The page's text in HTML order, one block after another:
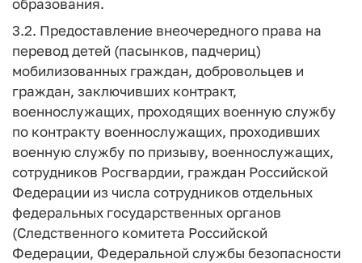
образования.
3.2. Предоставление внеочередного права на
перевод детей (пасынков, падчериц)
мобилизованных граждан, добровольцев и
граждан, заключивших контракт,
военнослужащих, проходящих военную службу
по контракту военнослужащих, проходивших
военную службу по призыву, военнослужащих,
сотрудников Росгвардии, граждан Российской
Федерации из числа сотрудников отдельных
федеральных государственных органов
(Следственного комитета Российской
Федерации, Федеральной службы безопасности